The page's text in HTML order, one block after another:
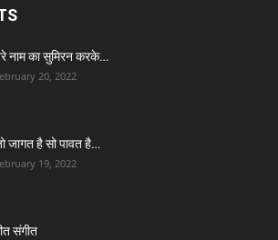
नाम का सुमिरन करके…
20, 2022
जागत है सो पावत है…
19, 2022
संगीत